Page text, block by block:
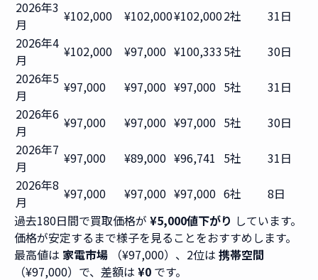
2026年3
月
¥102,000 ¥102,000¥102,0002社
31日
2026年4
月
¥102,000 ¥97,000 ¥100,3335社
30日
2026年5
月
¥97,000 ¥97,000 ¥97,000 5社
31日
2026年6
月
¥97,000 ¥97,000 ¥97,000 5社
30日
2026年7
月
¥97,000 ¥89,000 ¥96,741 5社
31日
2026年8
月
¥97,000 ¥97,000 ¥97,000 6社
8日
過去180日間で買取価格が ¥5,000値下がり しています。
価格が安定するまで様子を見ることをおすすめします。
最高値は 家電市場 （¥97,000）、2位は 携帯空間
（¥97,000）で、差額は ¥0 です。